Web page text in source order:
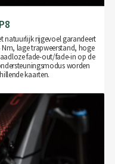
natuurlijk rijgevoel garandeert
lage trapweerstand, hoge
fade-out/fade-in op de
worden
kaarten.